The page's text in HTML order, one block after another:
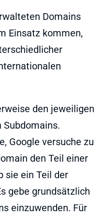
Domains
Einsatz kommen,
den jeweiligen
Subdomains.
Google versuche zu
den Teil einer
sie ein Teil der
gebe grundsätzlich
einzuwenden. Für